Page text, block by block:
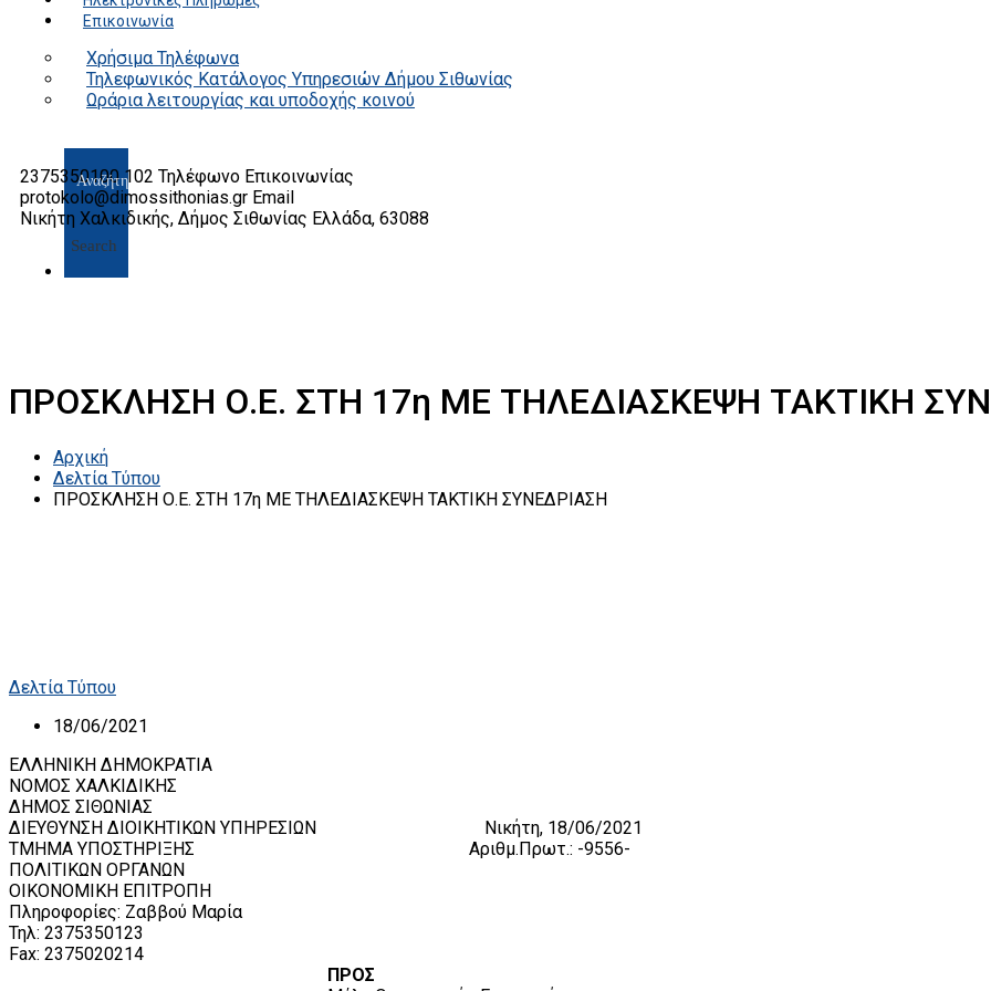
Επικοινωνία
Χρήσιμα Τηλέφωνα
Τηλεφωνικός Κατάλογος Υπηρεσιών Δήμου Σιθωνίας
Ωράρια λειτουργίας και υποδοχής κοινού
Search
2375350100 102 Τηλέφωνο Επικοινωνίας
protokolo@dimossithonias.gr Email
Νικήτη Χαλκιδικής, Δήμος Σιθωνίας Ελλάδα, 63088
ΠΡΟΣΚΛΗΣΗ Ο.Ε. ΣΤΗ 17η ΜΕ ΤΗΛΕΔΙΑΣΚΕΨΗ ΤΑΚΤΙΚΗ
Αρχική
Δελτία Τύπου
ΠΡΟΣΚΛΗΣΗ Ο.Ε. ΣΤΗ 17η ΜΕ ΤΗΛΕΔΙΑΣΚΕΨΗ ΤΑΚΤΙΚΗ ΣΥΝΕΔΡΙΑΣΗ
Δελτία Τύπου
18/06/2021
ΕΛΛΗΝΙΚΗ ΔΗΜΟΚΡΑΤΙΑ
ΝΟΜΟΣ ΧΑΛΚΙΔΙΚΗΣ
ΔΗΜΟΣ ΣΙΘΩΝΙΑΣ
ΔΙΕΥΘΥΝΣΗ ΔΙΟΙΚΗΤΙΚΩΝ ΥΠΗΡΕΣΙΩΝ Νικήτη, 18/06/2021
ΤΜΗΜΑ ΥΠΟΣΤΗΡΙΞΗΣ Αριθμ.Πρωτ.: -9556-
ΠΟΛΙΤΙΚΩΝ ΟΡΓΑΝΩΝ
ΟΙΚΟΝΟΜΙΚΗ ΕΠΙΤΡΟΠΗ
Πληροφορίες: Ζαββού Μαρία
Τηλ: 2375350123
Fax: 2375020214
ΠΡΟΣ